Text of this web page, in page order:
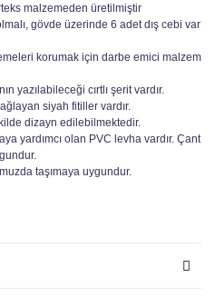
malzemeden üretilmiştir
gövde üzerinde 6 adet dış cebi var
korumak için darbe emici malzem
yazılabileceği cırtlı şerit vardır.
siyah fitiller vardır.
dizayn edilebilmektedir.
yardımcı olan PVC levha vardır. Çant
taşımaya uygundur.